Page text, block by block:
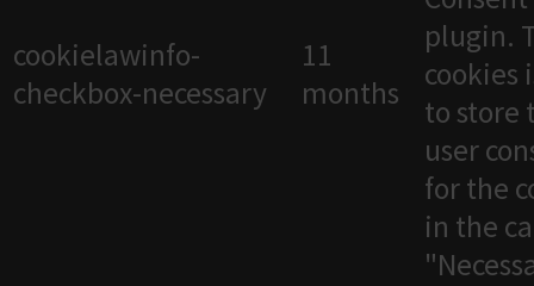
cookielawinfo-
checkbox-necessary
11
months
plugin.
cookies
to store
user
for the
in the